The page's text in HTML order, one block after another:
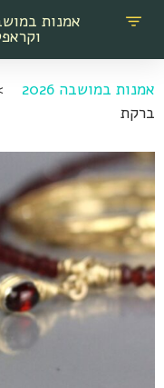
אמנות
אמנות במושבה 2026
ברקת